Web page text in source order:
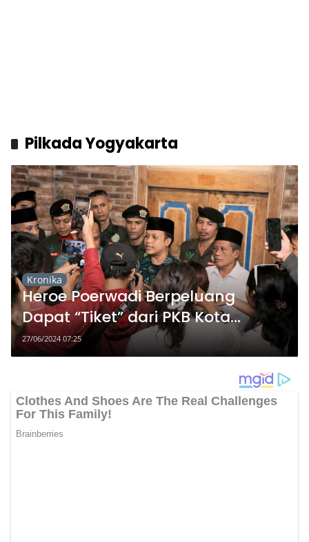
Pilkada Yogyakarta
Kronika
Heroe Poerwadi Berpeluang
Dapat “Tiket” dari PKB Kota
Yogyakarta
27/06/2024 07:25